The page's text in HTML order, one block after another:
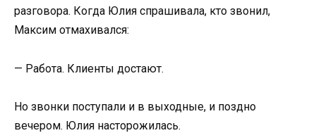
разговора. Когда Юлия спрашивала, кто звонил,
Максим отмахивался:
— Работа. Клиенты достают.
Но звонки поступали и в выходные, и поздно
вечером. Юлия насторожилась.